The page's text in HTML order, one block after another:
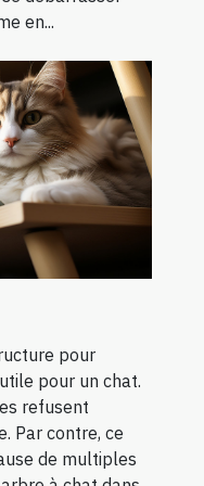
en...
pour
pour un chat.
refusent
Par contre, ce
de multiples